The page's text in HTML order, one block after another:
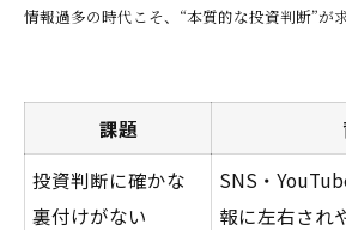
情報過多の時代こそ、“本質的な投資判断”が
課題
投資判断に確かな
裏付けがない
SNS・
報に左右され